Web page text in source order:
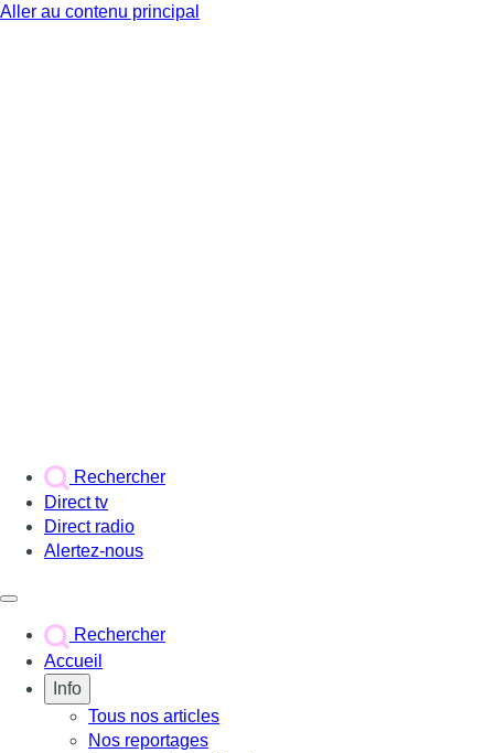
Aller au contenu principal
Rechercher
Direct tv
Direct radio
Alertez-nous
Rechercher
Accueil
Info
Tous nos articles
Nos reportages